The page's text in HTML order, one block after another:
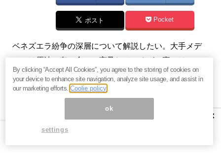
ポスト Pocket
ベネズエラ紛争の深層について解説したい。大手メデ
ィアは原油の奪い合いに言及しているが、裏ではレア
アースをめぐって米中の熾烈な争奪戦が行われてい
る。（『未来を見る！ 『ヤスの備忘録』連動メルマ
×
By clicking “Accept All Cookies”, you agree to the storing of cookies on
your device to enhance site navigation, analyze site usage, and assist in
our marketing efforts.Coolie policy
ok
settings